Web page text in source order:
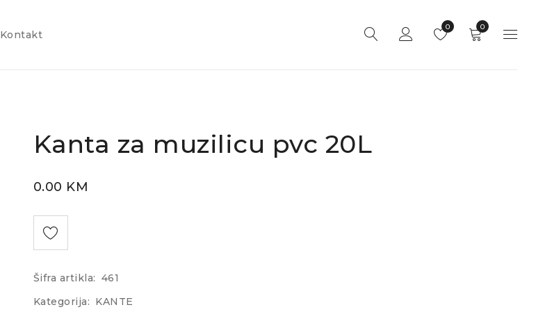
Kontakt
0
0
Kanta za muzilicu pvc 20L
0.00 KM
Šifra artikla: 461
Kategorija: KANTE